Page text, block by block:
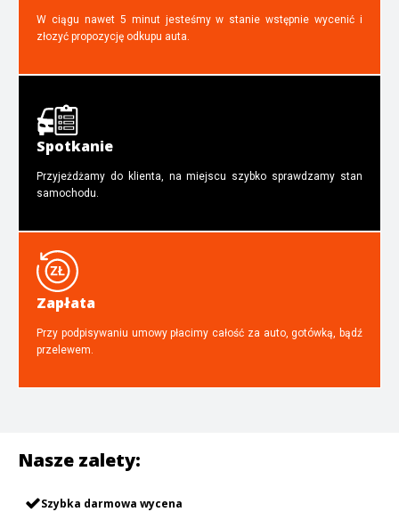
W ciągu nawet 5 minut jesteśmy w stanie wstępnie wycenić i
złozyć propozycję odkupu auta.
Spotkanie
Przyjeżdżamy do klienta, na miejscu szybko sprawdzamy stan
samochodu.
Zapłata
Przy podpisywaniu umowy płacimy całość za auto, gotówką, bądź
przelewem.
Nasze zalety:
Szybka darmowa wycena